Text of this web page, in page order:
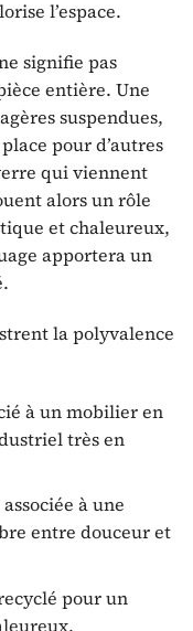
l’espace.
signifie pas
entière. Une
suspendues,
pour d’autres
qui viennent
alors un rôle
et chaleureux,
apportera un
la polyvalence
à un mobilier en
très en
à une
entre douceur et
pour un